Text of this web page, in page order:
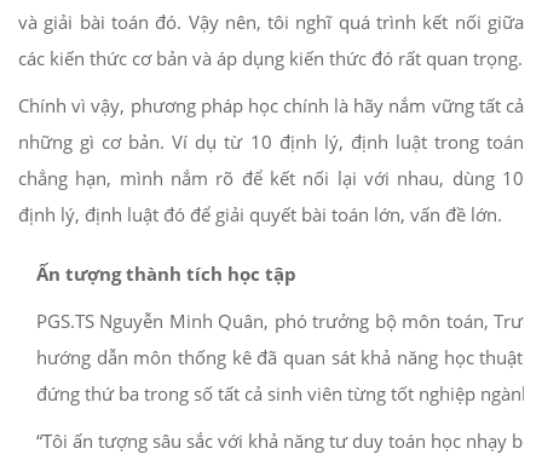
và giải bài toán đó. Vậy nên, tôi nghĩ quá trình kết nối giữa
các kiến thức cơ bản và áp dụng kiến thức đó rất quan trọng.
Chính vì vậy, phương pháp học chính là hãy nắm vững tất cả
những gì cơ bản. Ví dụ từ 10 định lý, định luật trong toán
chẳng hạn, mình nắm rõ để kết nối lại với nhau, dùng 10
định lý, định luật đó để giải quyết bài toán lớn, vấn đề lớn.
Ấn tượng thành tích học tập
PGS.TS Nguyễn Minh Quân, phó trưởng bộ môn toán,
hướng dẫn môn thống kê đã quan sát khả năng học thuật
đứng thứ ba trong số tất cả sinh viên từng tốt nghiệp
“Tôi ấn tượng sâu sắc với khả năng tư duy toán học nhạy